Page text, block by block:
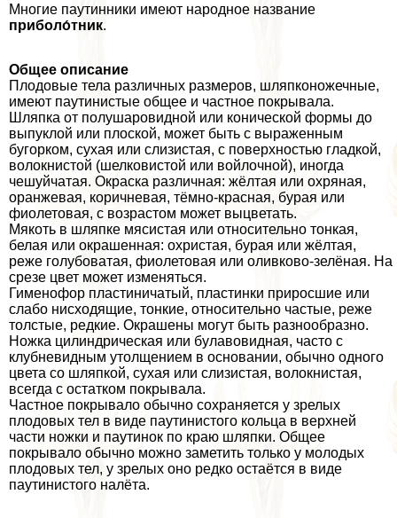
Многие паутинники имеют народное название
приболо́тник.
Общее описание
Плодовые тела различных размеров, шляпконожечные,
имеют паутинистые общее и частное покрывала.
Шляпка от полушаровидной или конической формы до
выпуклой или плоской, может быть с выраженным
бугорком, сухая или слизистая, с поверхностью гладкой,
волокнистой (шелковистой или войлочной), иногда
чешуйчатая. Окраска различная: жёлтая или охряная,
оранжевая, коричневая, тёмно-красная, бурая или
фиолетовая, с возрастом может выцветать.
Мякоть в шляпке мясистая или относительно тонкая,
белая или окрашенная: охристая, бурая или жёлтая,
реже гoлyбоватая, фиолетовая или оливково-зелёная. На
срезе цвет может изменяться.
Гименофор пластиничатый, пластинки приросшие или
слабо нисходящие, тонкие, относительно частые, реже
толстые, редкие. Окрашены могут быть разнообразно.
Ножка цилиндрическая или булавовидная, часто с
клубневидным утолщением в основании, обычно одного
цвета со шляпкой, сухая или слизистая, волокнистая,
всегда с остатком покрывала.
Частное покрывало обычно сохраняется у зрелых
плодовых тел в виде паутинистого кольца в верхней
части ножки и паутинок по краю шляпки. Общее
покрывало обычно можно заметить только у молодых
плодовых тел, у зрелых оно редко остаётся в виде
паутинистого налёта.